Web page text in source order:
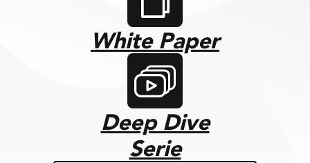
White Paper
Deep Dive
Serie